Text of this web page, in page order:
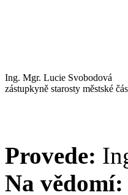
Ing. Mgr. Lucie Svobodová
zástupkyně starosty městské
Provede:
Na vědomí: